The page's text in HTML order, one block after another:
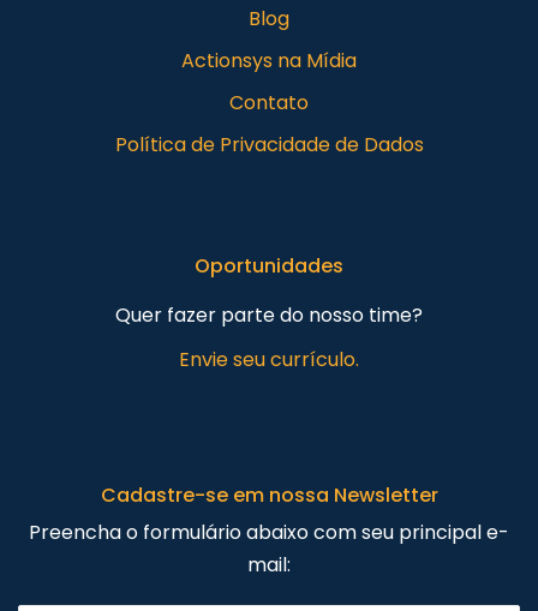
Blog
Actionsys na Mídia
Contato
Política de Privacidade de Dados
Oportunidades
Quer fazer parte do nosso time?
Envie seu currículo.
Cadastre-se em nossa Newsletter
Preencha o formulário abaixo com seu principal e-
mail: